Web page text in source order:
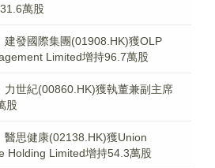
萬股
建發國際集團(01908.HK)獲OLP
Limited增持96.7萬股
力世紀(00860.HK)獲執董兼副主席
股
醫思健康(02138.HK)獲Union
Holding Limited增持54.3萬股